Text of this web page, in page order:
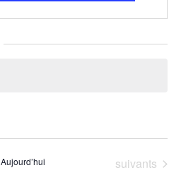
Aujourd’hui Évènements
suivants